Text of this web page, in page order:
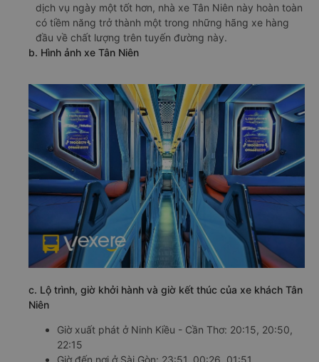
dịch vụ ngày một tốt hơn, nhà xe Tân Niên này hoàn toàn
có tiềm năng trở thành một trong những hãng xe hàng
đầu về chất lượng trên tuyến đường này.
b. Hình ảnh xe Tân Niên
c. Lộ trình, giờ khởi hành và giờ kết thúc của xe khách Tân
Niên
Giờ xuất phát ở Ninh Kiều - Cần Thơ: 20:15, 20:50,
22:15